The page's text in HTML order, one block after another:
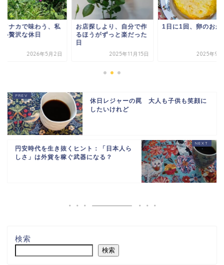
探しより、自分で作
うがずっと楽だった
2025年11月15日
1日に1回、卵のおかず
2025年9月29日
トカイナカで味わう
2026年5
休日レジャーの罠 大人も子供も笑顔に
したいけれど
円安時代を生き抜くヒント：「日本人ら
しさ」は外貨を稼ぐ武器になる？
検索
検索